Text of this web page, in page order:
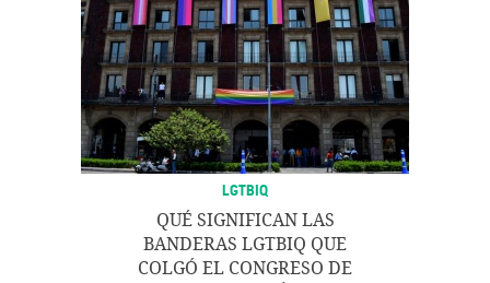
LGTBIQ
QUÉ SIGNIFICAN LAS
BANDERAS LGTBIQ QUE
COLGÓ EL CONGRESO DE